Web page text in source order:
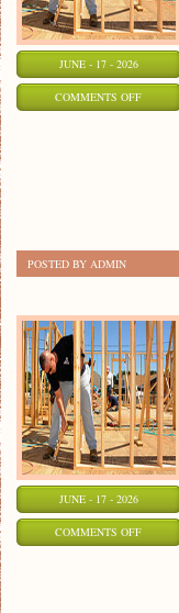
JUNE - 17 - 2026
COMMENTS OFFON
POSTED BY ADMIN
JUNE - 17 - 2026
COMMENTS OFFON